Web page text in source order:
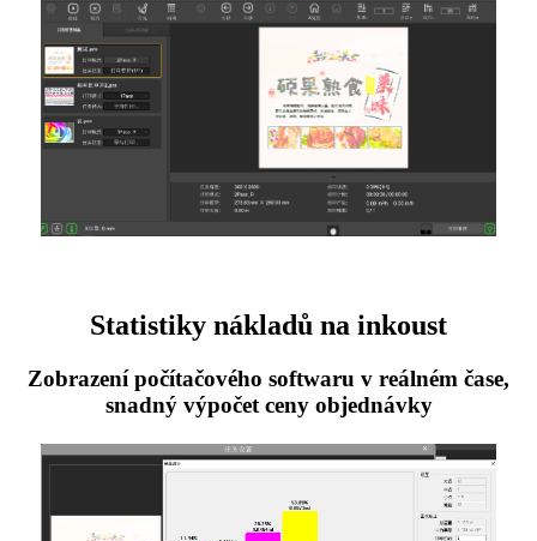
Statistiky nákladů na inkoust
Zobrazení počítačového softwaru v reálném čase,
snadný výpočet ceny objednávky